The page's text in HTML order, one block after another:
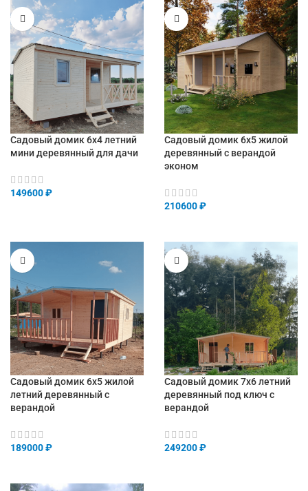
Садовый домик 6х4 летний
мини деревянный для дачи
149600₽
Садовый домик 6х5 жилой
деревянный с верандой
эконом
210600₽
Садовый домик 6х5 жилой
летний деревянный с
верандой
189000₽
Садовый домик 7х6 летний
деревянный под ключ с
верандой
249200₽